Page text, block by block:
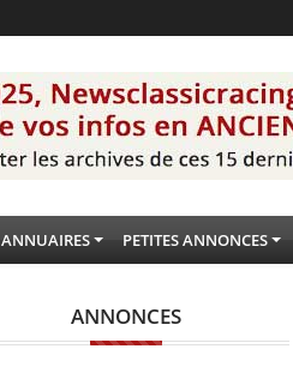
ANNUAIRES PETITES ANNONCES
ANNONCES